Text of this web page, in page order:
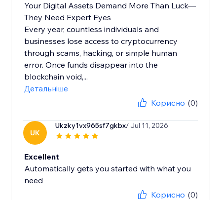
Your Digital Assets Demand More Than Luck—
They Need Expert Eyes
Every year, countless individuals and
businesses lose access to cryptocurrency
through scams, hacking, or simple human
error. Once funds disappear into the
blockchain void,...
Детальніше
Корисно (0)
UK
Ukzky1vx965sf7gkbx/ Jul 11, 2026
Excellent
Automatically gets you started with what you
need
Корисно (0)